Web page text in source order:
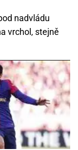
nadvládu
vrchol, stejně